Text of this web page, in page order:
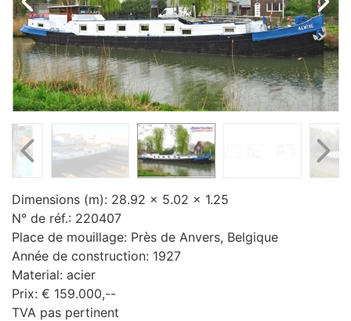
Dimensions (m): 28.92 x 5.02 x 1.25
N° de réf.: 220407
Place de mouillage: Près de Anvers, Belgique
Année de construction: 1927
Material: acier
Prix: € 159.000,--
TVA pas pertinent